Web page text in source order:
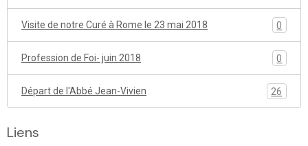
Visite de notre Curé à Rome le 23 mai 2018 0
Profession de Foi- juin 2018 0
Départ de l'Abbé Jean-Vivien 26
Liens